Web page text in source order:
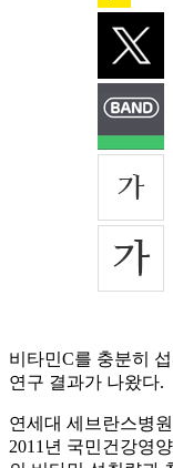
비타민C를 충분히
연구 결과가 나왔다.
연세대 세브란스병
2011년 국민건강영